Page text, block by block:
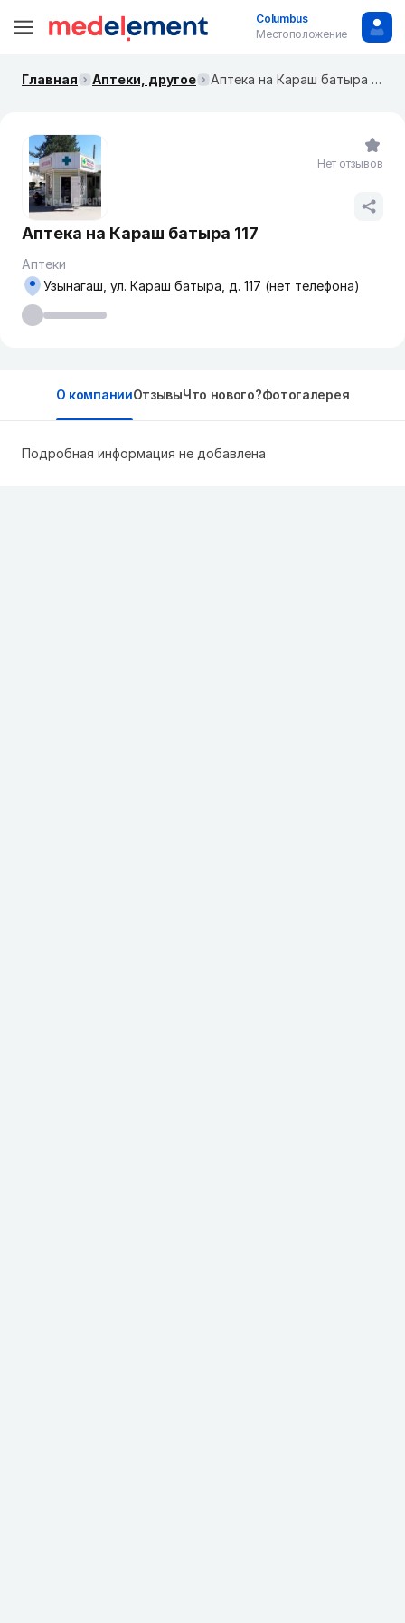
Columbus
Местоположение
Главная Аптеки, другое Аптека на Караш батыра 117
Аптека на Караш батыра 117
Аптеки
Узынагаш, ул. Караш батыра, д. 117 (нет телефона)
Нет отзывов
О компанииОтзывыЧто нового?Фотогалерея
Подробная информация не добавлена